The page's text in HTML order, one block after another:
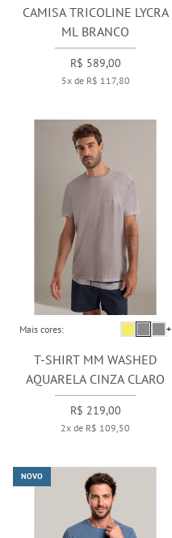
CAMISA TRICOLINE LYCRA
ML BRANCO
R$ 589,00
5x de R$ 117,80
Mais cores: +
T-SHIRT MM WASHED
AQUARELA CINZA CLARO
R$ 219,00
2x de R$ 109,50
NOVO